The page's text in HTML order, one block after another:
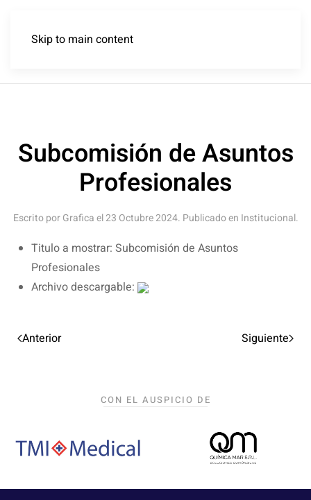
Skip to main content
Subcomisión de Asuntos
Profesionales
Escrito por Grafica el23 Octubre 2024. Publicado en Institucional.
Titulo a mostrar: Subcomisión de Asuntos
Profesionales
Archivo descargable:
Anterior Siguiente
CON EL AUSPICIO DE